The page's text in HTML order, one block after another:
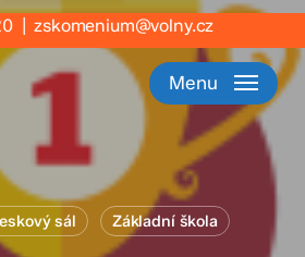
|zskomenium@volny.cz
Menu
sál Základní škola